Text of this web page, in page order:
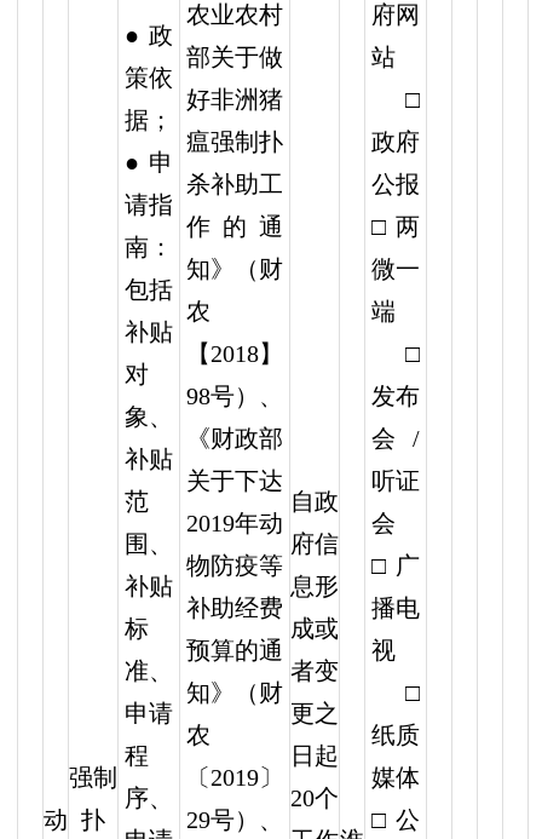
动
强制
扑
● 政
策依
据；
● 申
请指
南：
包括
补贴
对
象、
补贴
范
围、
补贴
标
准、
申请
程
序、
农业农村
部关于做
好非洲猪
瘟强制扑
杀补助工
作的通
知》（财
农
【2018】
98号）、
《财政部
关于下达
2019年动
物防疫等
补助经费
预算的通
知》（财
农
〔2019〕
29号）、
自政
府信
息形
成或
者变
更之
日起
20个
府网
站
□
政府
公报
□两
微一
端
□
发布
会/
听证
会
□广
播电
视
□
纸质
媒体
□公